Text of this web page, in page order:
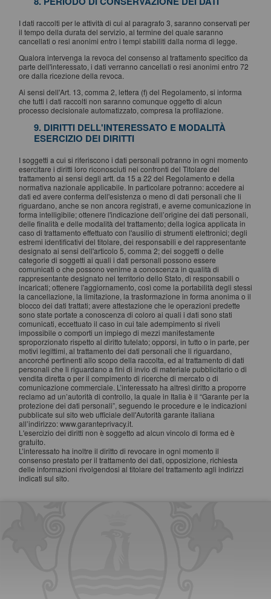
I dati raccolti per le attività di cui al paragrafo 3, saranno conservati per
il tempo della durata del servizio, al termine del quale saranno
cancellati o resi anonimi entro i tempi stabiliti dalla norma di legge.
Qualora intervenga la revoca del consenso al trattamento specifico da
parte dell'interessato, i dati verranno cancellati o resi anonimi entro 72
ore dalla ricezione della revoca.
Ai sensi dell'Art. 13, comma 2, lettera (f) del Regolamento, si informa
che tutti i dati raccolti non saranno comunque oggetto di alcun
processo decisionale automatizzato, compresa la profilazione.
9. DIRITTI DELL'INTERESSATO E MODALITÀ
ESERCIZIO DEI DIRITTI
I soggetti a cui si riferiscono i dati personali potranno in ogni momento
esercitare i diritti loro riconosciuti nei confronti del Titolare del
trattamento ai sensi degli artt. da 15 a 22 del Regolamento e della
normativa nazionale applicabile. In particolare potranno: accedere ai
dati ed avere conferma dell'esistenza o meno di dati personali che li
riguardano, anche se non ancora registrati, e averne comunicazione in
forma intelligibile; ottenere l'indicazione dell’origine dei dati personali,
delle finalità e delle modalità del trattamento; della logica applicata in
caso di trattamento effettuato con l'ausilio di strumenti elettronici; degli
estremi identificativi del titolare, dei responsabili e del rappresentante
designato ai sensi dell'articolo 5, comma 2; dei soggetti o delle
categorie di soggetti ai quali i dati personali possono essere
comunicati o che possono venirne a conoscenza in qualità di
rappresentante designato nel territorio dello Stato, di responsabili o
incaricati; ottenere l'aggiornamento, così come la portabilità degli stessi
la cancellazione, la limitazione, la trasformazione in forma anonima o il
blocco dei dati trattati; avere attestazione che le operazioni predette
sono state portate a conoscenza di coloro ai quali i dati sono stati
comunicati, eccettuato il caso in cui tale adempimento si riveli
impossibile o comporti un impiego di mezzi manifestamente
sproporzionato rispetto al diritto tutelato; opporsi, in tutto o in parte, per
motivi legittimi, al trattamento dei dati personali che li riguardano,
ancorché pertinenti allo scopo della raccolta, ed al trattamento di dati
personali che li riguardano a fini di invio di materiale pubblicitario o di
vendita diretta o per il compimento di ricerche di mercato o di
comunicazione commerciale. L’interessato ha altresì diritto a proporre
reclamo ad un’autorità di controllo, la quale in Italia è il “Garante per la
protezione dei dati personali”, seguendo le procedure e le indicazioni
pubblicate sul sito web ufficiale dell'Autorità garante italiana
all’indirizzo: www.garanteprivacy.it.
L'esercizio dei diritti non è soggetto ad alcun vincolo di forma ed è
gratuito.
L’interessato ha inoltre il diritto di revocare in ogni momento il
consenso prestato per il trattamento dei dati, opposizione, richiesta
delle informazioni rivolgendosi al titolare del trattamento agli indirizzi
indicati sul sito.